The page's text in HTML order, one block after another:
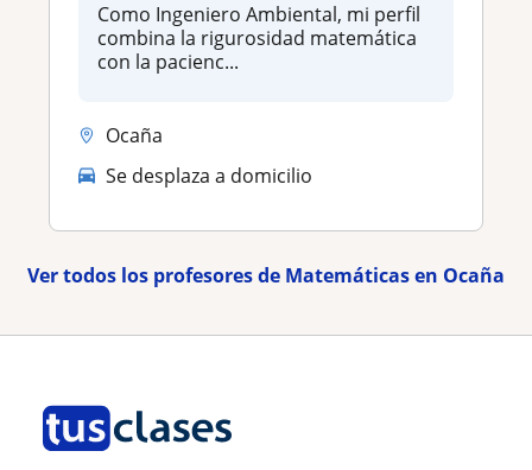
Como Ingeniero Ambiental, mi perfil
combina la rigurosidad matemática
con la pacienc...
Ocaña
Se desplaza a domicilio
Ver todos los profesores de Matemáticas en Ocaña